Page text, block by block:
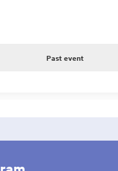
Past event